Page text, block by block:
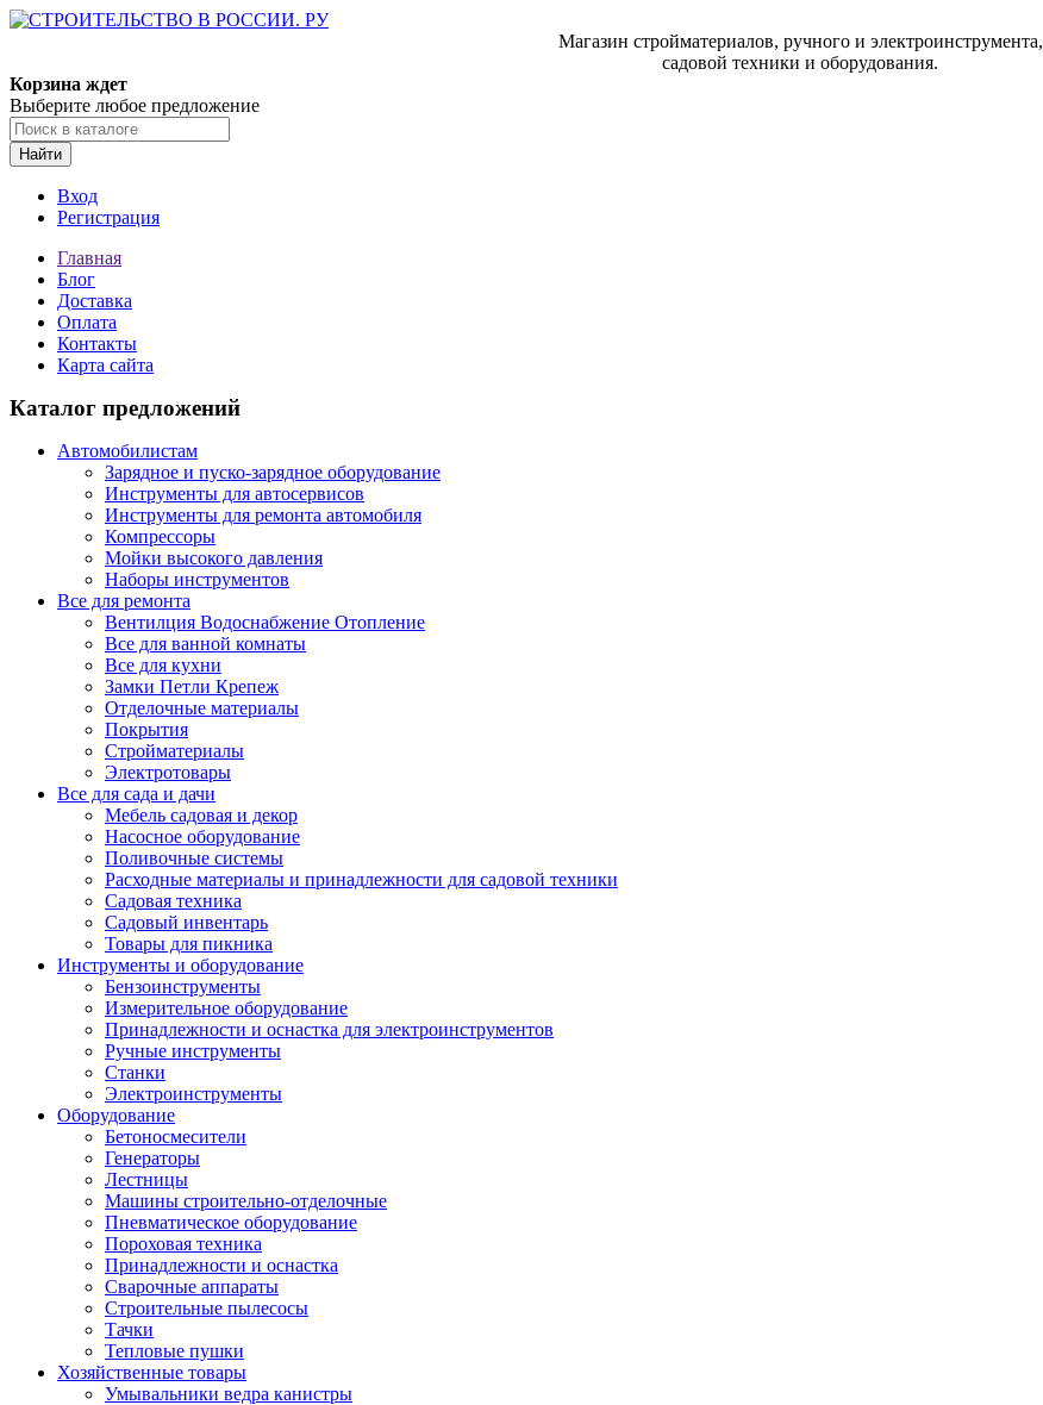
Магазин стройматериалов, ручного и электроинструмента,
садовой техники и оборудования.
Корзина ждет
Выберите любое предложение
Найти
Вход
Регистрация
Главная
Блог
Доставка
Оплата
Контакты
Карта сайта
Каталог предложений
Автомобилистам
Зарядное и пуско-зарядное оборудование
Инструменты для автосервисов
Инструменты для ремонта автомобиля
Компрессоры
Мойки высокого давления
Наборы инструментов
Все для ремонта
Вентилция Водоснабжение Отопление
Все для ванной комнаты
Все для кухни
Замки Петли Крепеж
Отделочные материалы
Покрытия
Стройматериалы
Электротовары
Все для сада и дачи
Мебель садовая и декор
Насосное оборудование
Поливочные системы
Расходные материалы и принадлежности для садовой техники
Садовая техника
Садовый инвентарь
Товары для пикника
Инструменты и оборудование
Бензоинструменты
Измерительное оборудование
Принадлежности и оснастка для электроинструментов
Ручные инструменты
Станки
Электроинструменты
Оборудование
Бетоносмесители
Генераторы
Лестницы
Машины строительно-отделочные
Пневматическое оборудование
Пороховая техника
Принадлежности и оснастка
Сварочные аппараты
Строительные пылесосы
Тачки
Тепловые пушки
Хозяйственные товары
Умывальники ведра канистры